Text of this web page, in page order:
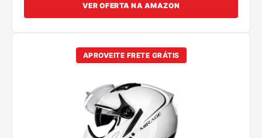
VER OFERTA NA AMAZON
APROVEITE FRETE GRÁTIS